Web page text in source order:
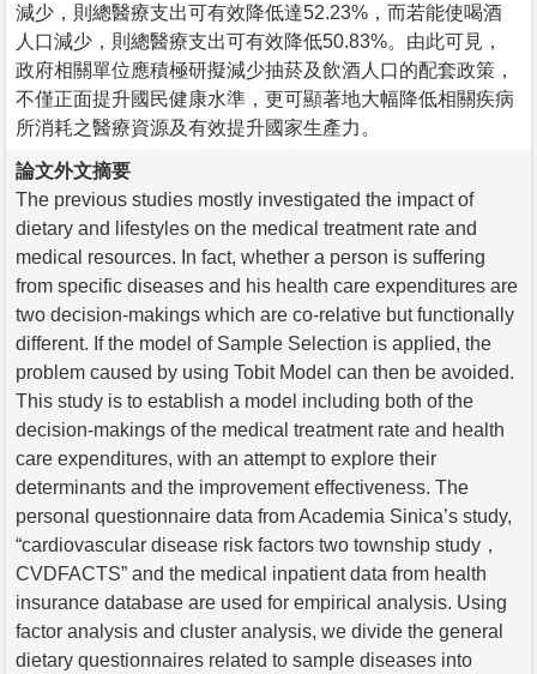
減少，則總醫療支出可有效降低達52.23%，而若能使喝酒
人口減少，則總醫療支出可有效降低50.83%。由此可見，
政府相關單位應積極研擬減少抽菸及飲酒人口的配套政策，
不僅正面提升國民健康水準，更可顯著地大幅降低相關疾病
所消耗之醫療資源及有效提升國家生產力。
論文外文摘要
The previous studies mostly investigated the impact of
dietary and lifestyles on the medical treatment rate and
medical resources. In fact, whether a person is suffering
from specific diseases and his health care expenditures are
two decision-makings which are co-relative but functionally
different. If the model of Sample Selection is applied, the
problem caused by using Tobit Model can then be avoided.
This study is to establish a model including both of the
decision-makings of the medical treatment rate and health
care expenditures, with an attempt to explore their
determinants and the improvement effectiveness. The
personal questionnaire data from Academia Sinica’s study,
“cardiovascular disease risk factors two township study，
CVDFACTS” and the medical inpatient data from health
insurance database are used for empirical analysis. Using
factor analysis and cluster analysis, we divide the general
dietary questionnaires related to sample diseases into